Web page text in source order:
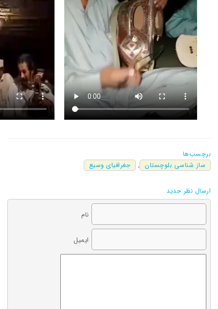
برچسب‌ها
ساز شناسی بلوچستان , جغرافیای وسیع
ارسال نظر جدید
نام
ایمیل